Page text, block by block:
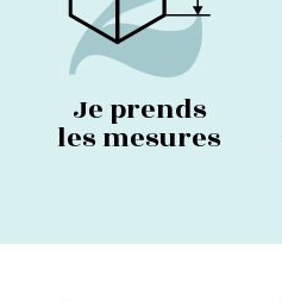
Je prends
les mesures